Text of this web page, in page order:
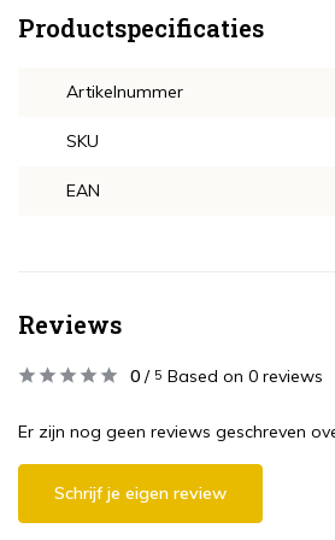
Productspecificaties
Artikelnummer
SKU
EAN
Reviews
0 / 5 Based on 0 reviews
Er zijn nog geen reviews geschreven
Schrijf je eigen review